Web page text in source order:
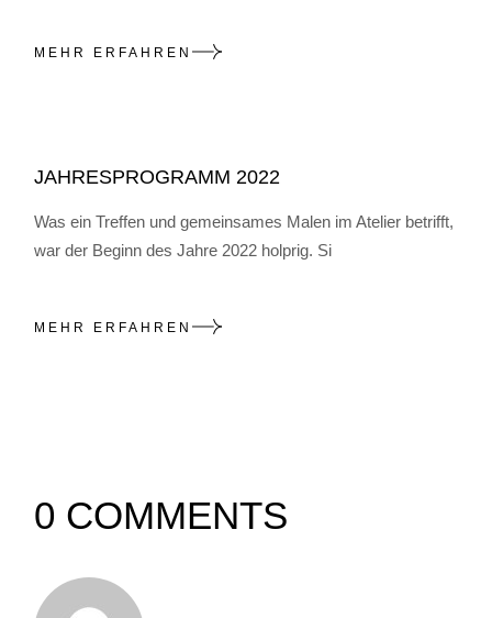
MEHR ERFAHREN
JAHRESPROGRAMM 2022
Was ein Treffen und gemeinsames Malen im Atelier betrifft,
war der Beginn des Jahre 2022 holprig. Si
MEHR ERFAHREN
0 COMMENTS